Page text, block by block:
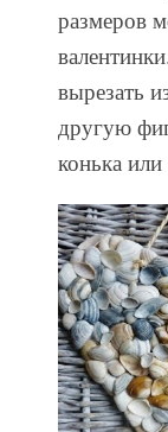
размеров
вырезать
другую
конька